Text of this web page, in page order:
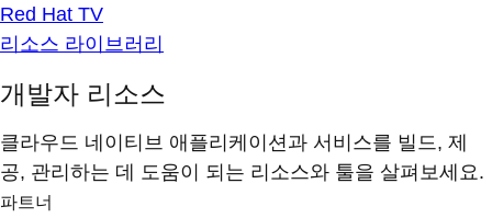
Red Hat TV
리소스 라이브러리
개발자 리소스
클라우드 네이티브 애플리케이션과 서비스를 빌드, 제
공, 관리하는 데 도움이 되는 리소스와 툴을 살펴보세요.
파트너